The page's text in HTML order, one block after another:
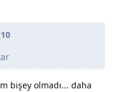
bişey olmadı... daha